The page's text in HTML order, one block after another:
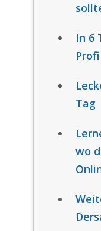
In 6
Profi
Tag
wo